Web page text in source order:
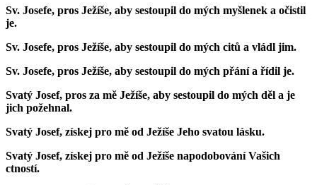
Sv. Josefe, pros Ježíše, aby sestoupil do mých myšlenek a očistil
je.
Sv. Josefe, pros Ježíše, aby sestoupil do mých citů a vládl jim.
Sv. Josefe, pros Ježíše, aby sestoupil do mých přání a řídil je.
Svatý Josef, pros za mě Ježíše, aby sestoupil do mých děl a je
jich požehnal.
Svatý Josef, získej pro mě od Ježíše Jeho svatou lásku.
Svatý Josef, získej pro mě od Ježíše napodobování Vašich
ctností.